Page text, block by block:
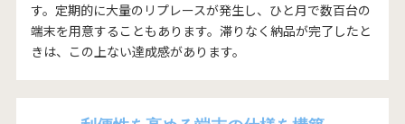
す。定期的に大量のリプレースが発生し、ひと月で数百台の
端末を用意することもあります。滞りなく納品が完了したと
きは、この上ない達成感があります。